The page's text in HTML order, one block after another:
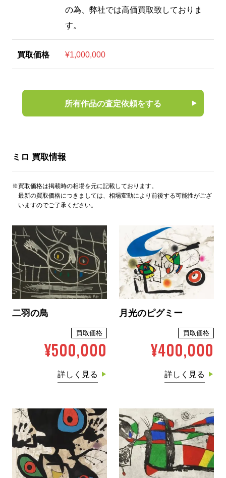
の為、弊社では高価買取致しておりま
す。
買取価格 ¥1,000,000
所有作品の査定依頼をする
ミロ 買取情報
※買取価格は掲載時の相場を元に記載しております。
最新の買取価格につきましては、相場変動により前後する可能性がござ
いますのでご了承ください。
二羽の鳥
買取価格
¥500,000
詳しく見る
月光のピグミー
買取価格
¥400,000
詳しく見る